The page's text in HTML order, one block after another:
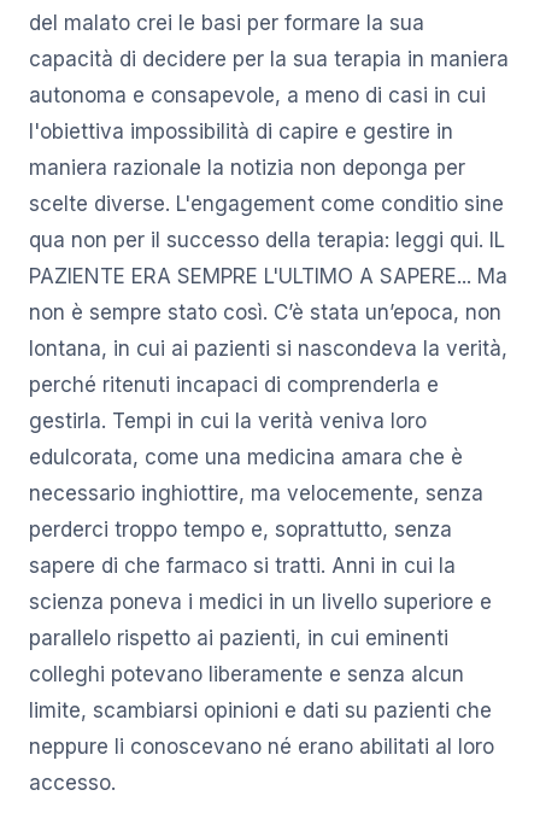
del malato crei le basi per formare la sua
capacità di decidere per la sua terapia in maniera
autonoma e consapevole, a meno di casi in cui
l'obiettiva impossibilità di capire e gestire in
maniera razionale la notizia non deponga per
scelte diverse. L'engagement come conditio sine
qua non per il successo della terapia: leggi qui. IL
PAZIENTE ERA SEMPRE L'ULTIMO A SAPERE... Ma
non è sempre stato così. C’è stata un’epoca, non
lontana, in cui ai pazienti si nascondeva la verità,
perché ritenuti incapaci di comprenderla e
gestirla. Tempi in cui la verità veniva loro
edulcorata, come una medicina amara che è
necessario inghiottire, ma velocemente, senza
perderci troppo tempo e, soprattutto, senza
sapere di che farmaco si tratti. Anni in cui la
scienza poneva i medici in un livello superiore e
parallelo rispetto ai pazienti, in cui eminenti
colleghi potevano liberamente e senza alcun
limite, scambiarsi opinioni e dati su pazienti che
neppure li conoscevano né erano abilitati al loro
accesso.